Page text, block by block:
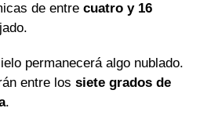
de entre cuatro y 16
permanecerá algo nublado.
entre los siete grados de
.